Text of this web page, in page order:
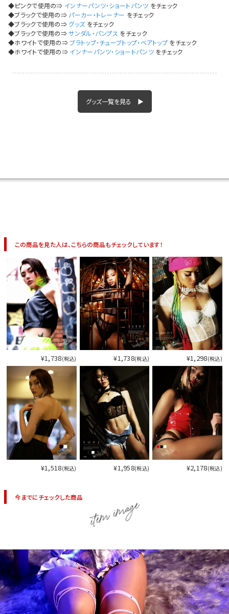
◆ピンクで使用の⇒ インナーパンツ・ショートパンツ をチェック
◆ブラックで使用の⇒ パーカー・トレーナー をチェック
◆ブラックで使用の⇒ グッズをチェック
◆ブラックで使用の⇒サンダル・パンプス をチェック
◆ホワイトで使用の⇒ブラトップ・チューブトップ・ベアトップ をチェック
◆ホワイトで使用の⇒ インナーパンツ・ショートパンツをチェック
グッズ一覧を見る ▶
この商品を見た人は、こちらの商品もチェックしています！
¥1,738(税込) ¥1,738(税込) ¥1,298(税込)
¥1,518(税込) ¥1,958(税込) ¥2,178(税込)
今までにチェックした商品 item image